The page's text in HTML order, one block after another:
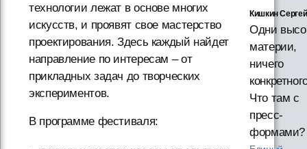
технологии лежат в основе многих
искусств, и проявят свое мастерство
проектирования. Здесь каждый найдет
направление по интересам – от
прикладных задач до творческих
экспериментов.
В программе фестиваля:
Кишкин Сергей
Одни
материи,
ничего
Что там с
пресс-
формами?